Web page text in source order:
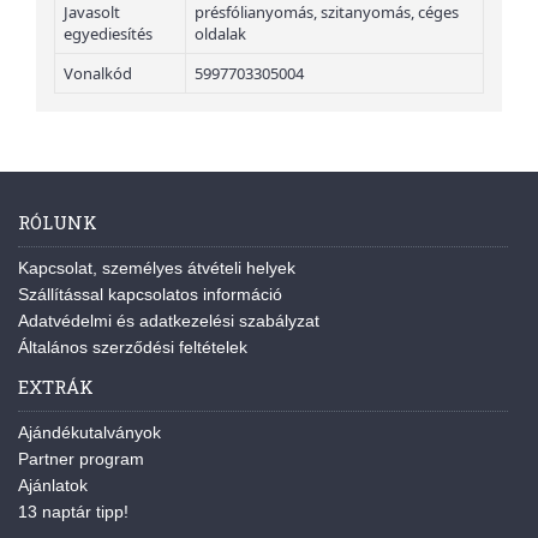
Javasolt
egyediesítés
présfólianyomás, szitanyomás, céges
oldalak
Vonalkód
5997703305004
RÓLUNK
Kapcsolat, személyes átvételi helyek
Szállítással kapcsolatos információ
Adatvédelmi és adatkezelési szabályzat
Általános szerződési feltételek
EXTRÁK
Ajándékutalványok
Partner program
Ajánlatok
13 naptár tipp!